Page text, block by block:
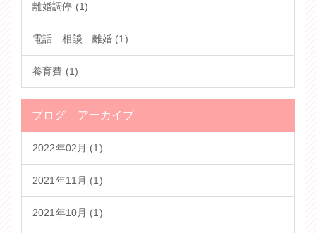
離婚調停 (1)
電話 相談 離婚 (1)
養育費 (1)
ブログ アーカイブ
2022年02月 (1)
2021年11月 (1)
2021年10月 (1)